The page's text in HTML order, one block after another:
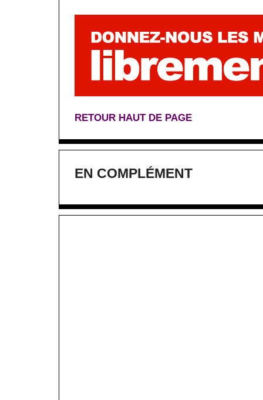
RETOUR HAUT DE PAGE
EN COMPLÉMENT